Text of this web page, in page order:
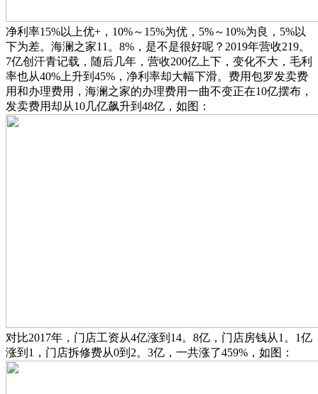
净利率15%以上优+，10%～15%为优，5%～10%为良，5%以
下为差。海澜之家11。8%，是不是很好呢？2019年营收219。
7亿创汗青记载，随后几年，营收200亿上下，变化不大，毛利
率也从40%上升到45%，净利率却大幅下滑。费用包罗发卖费
用和办理费用，海澜之家的办理费用一曲不变正在10亿摆布，
发卖费用却从10几亿飙升到48亿，如图：
对比2017年，门店工资从4亿涨到14。8亿，门店房钱从1。1亿
涨到1，门店拆修费从0到2。3亿，一共涨了459%，如图：